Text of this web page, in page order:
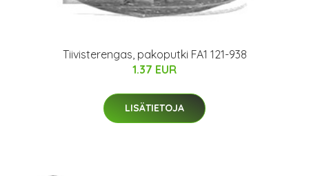
Tiivisterengas, pakoputki FA1 121-938
1.37 EUR
LISÄTIETOJA